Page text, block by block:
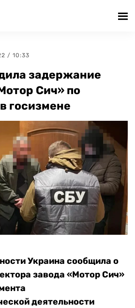
/ 10:33
задержание
Сич» по
госизмене
Украина сообщила о
завода «Мотор Сич»
деятельности